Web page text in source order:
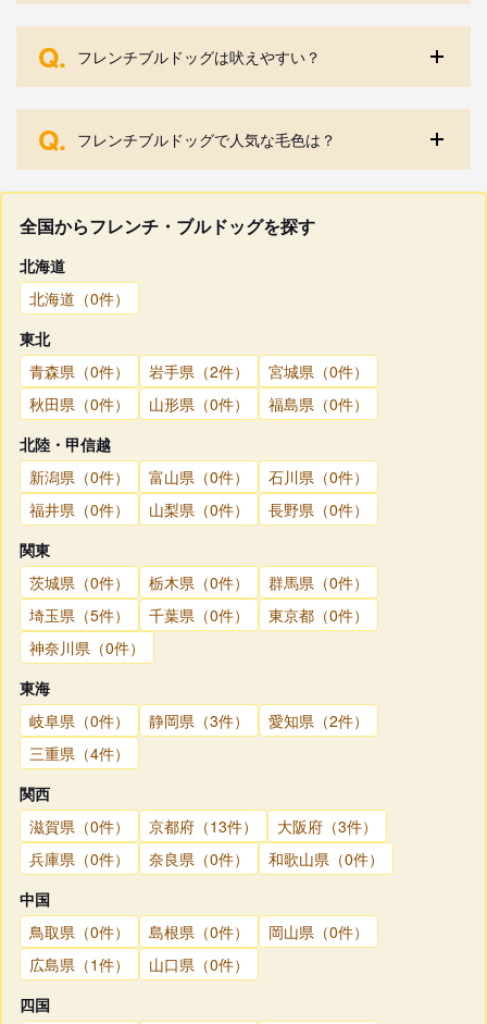
Q. フレンチブルドッグは吠えやすい？
Q. フレンチブルドッグで人気な毛色は？
全国からフレンチ・ブルドッグを探す
北海道
北海道（0件）
東北
青森県（0件）
岩手県（2件）
宮城県（0件）
秋田県（0件）
山形県（0件）
福島県（0件）
北陸・甲信越
新潟県（0件）
富山県（0件）
石川県（0件）
福井県（0件）
山梨県（0件）
長野県（0件）
関東
茨城県（0件）
栃木県（0件）
群馬県（0件）
埼玉県（5件）
千葉県（0件）
東京都（0件）
神奈川県（0件）
東海
岐阜県（0件）
静岡県（3件）
愛知県（2件）
三重県（4件）
関西
滋賀県（0件）
京都府（13件）
大阪府（3件）
兵庫県（0件）
奈良県（0件）
和歌山県（0件）
中国
鳥取県（0件）
島根県（0件）
岡山県（0件）
広島県（1件）
山口県（0件）
四国